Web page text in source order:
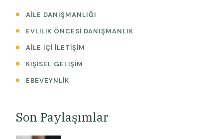
AILE DANIŞMANLIĞI
EVLILIK ÖNCESI DANIŞMANLIK
AILE İÇI İLETIŞIM
KIŞISEL GELIŞIM
EBEVEYNLIK
Son Paylaşımlar